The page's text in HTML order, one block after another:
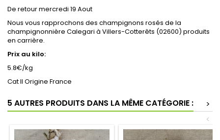
De retour mercredi 19 Aout
Nous vous rapprochons des champignons rosés de la
champignonnière Calegari à Villers-Cotterêts (02600) produits
en carrière.
Prix au kilo:
5.8€/kg
Cat II Origine France
5 AUTRES PRODUITS DANS LA MÊME CATÉGORIE :
>
<